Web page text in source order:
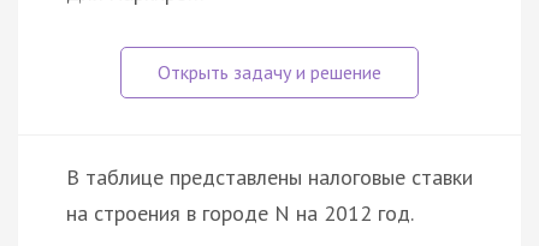
В таблице представлены налоговые ставки
на строения в городе N на 2012 год.